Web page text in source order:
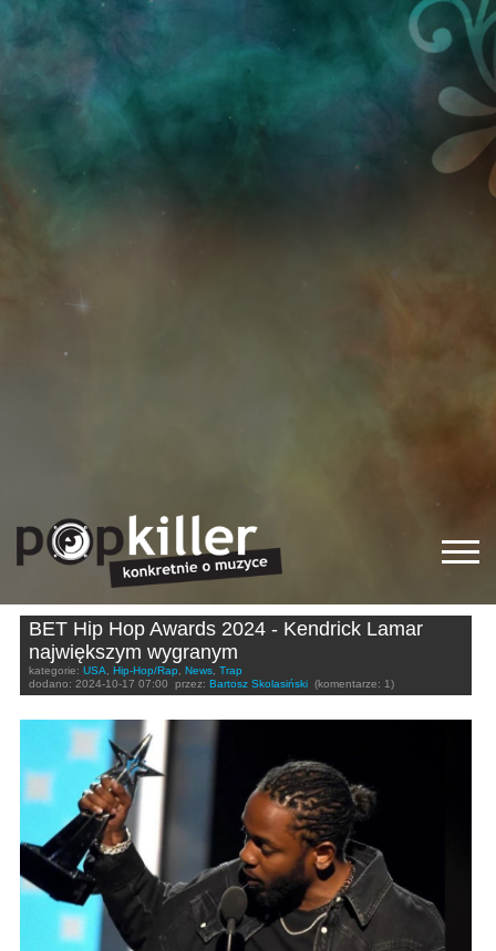
BET Hip Hop Awards 2024 - Kendrick Lamar
największym wygranym
kategorie: USA, Hip-Hop/Rap, News, Trap
dodano: 2024-10-17 07:00 przez: Bartosz Skolasiński (komentarze: 1)